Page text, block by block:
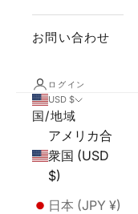
お問い合わせ
ログイン
USD $
国/地域
アメリカ合
衆国 (USD
$)
日本 (JPY ¥)